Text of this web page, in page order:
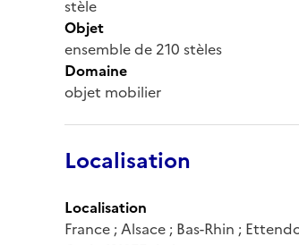
stèle
Objet
ensemble de 210 stèles
Domaine
objet mobilier
Localisation
Localisation
France ; Alsace ; Bas-Rhin ;